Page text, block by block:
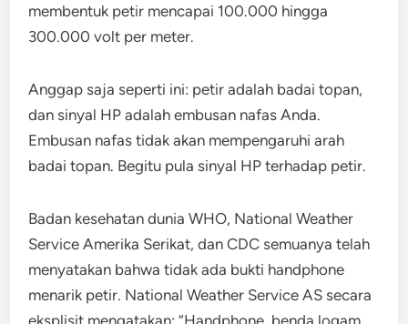
membentuk petir mencapai 100.000 hingga
300.000 volt per meter.
Anggap saja seperti ini: petir adalah badai topan,
dan sinyal HP adalah embusan nafas Anda.
Embusan nafas tidak akan mempengaruhi arah
badai topan. Begitu pula sinyal HP terhadap petir.
Badan kesehatan dunia WHO, National Weather
Service Amerika Serikat, dan CDC semuanya telah
menyatakan bahwa tidak ada bukti handphone
menarik petir. National Weather Service AS secara